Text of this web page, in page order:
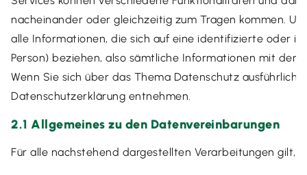
nacheinander oder gleichzeitig zum Tragen kommen.
alle Informationen, die sich auf eine identifizierte oder
Person) beziehen, also sämtliche Informationen mit
Wenn Sie sich über das Thema Datenschutz
Datenschutzerklärung entnehmen.
2.1 Allgemeines zu den Datenvereinbarungen
Für alle nachstehend dargestellten Verarbeitungen gilt,